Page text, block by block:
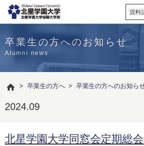
資料
卒業生の方へのお知らせ
Alumni news
> 卒業生の方へ > 卒業生の方へのお知ら
2024.09
北星学園大学同窓会定期総